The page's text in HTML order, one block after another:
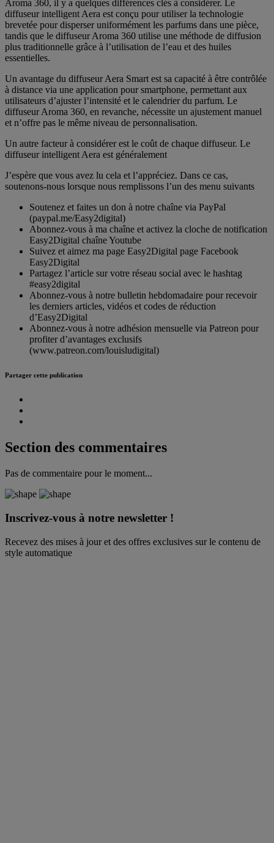
Aroma 360, il y a quelques différences clés à considérer. Le
diffuseur intelligent Aera est conçu pour utiliser la technologie
brevetée pour disperser uniformément les parfums dans une pièce,
tandis que le diffuseur Aroma 360 utilise une méthode de diffusion
plus traditionnelle grâce à l’utilisation de l’eau et des huiles
essentielles.
Un avantage du diffuseur Aera Smart est sa capacité à être contrôlée
à distance via une application pour smartphone, permettant aux
utilisateurs d’ajuster l’intensité et le calendrier du parfum. Le
diffuseur Aroma 360, en revanche, nécessite un ajustement manuel
et n’offre pas le même niveau de personnalisation.
Un autre facteur à considérer est le coût de chaque diffuseur. Le
diffuseur intelligent Aera est généralement
J’espère que vous avez lu cela et l’appréciez. Dans ce cas,
soutenons-nous lorsque nous remplissons l’un des menu suivants
Soutenez et faites un don à notre chaîne via PayPal
(paypal.me/Easy2digital)
Abonnez-vous à ma chaîne et activez la cloche de notification
Easy2Digital chaîne Youtube
Suivez et aimez ma page Easy2Digital page Facebook
Easy2Digital
Partagez l’article sur votre réseau social avec le hashtag
#easy2digital
Abonnez-vous à notre bulletin hebdomadaire pour recevoir
les derniers articles, vidéos et codes de réduction
d’Easy2Digital
Abonnez-vous à notre adhésion mensuelle via Patreon pour
profiter d’avantages exclusifs
(www.patreon.com/louisludigital)
Partager cette publication
Section des commentaires
Pas de commentaire pour le moment...
Inscrivez-vous à notre newsletter !
Recevez des mises à jour et des offres exclusives sur le contenu de
style automatique